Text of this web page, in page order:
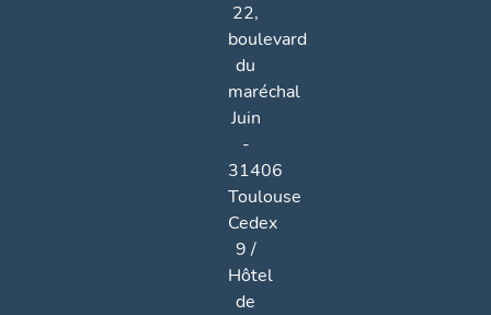
22,
boulevard
du
maréchal
Juin
-
31406
Toulouse
Cedex
9 /
Hôtel
de